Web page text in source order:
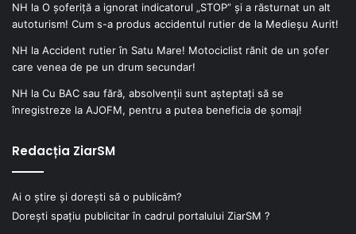
NH la O șoferiță a ignorat indicatorul „STOP” și a răsturnat un alt
autoturism! Cum s-a produs accidentul rutier de la Medieșu Aurit!
NH la Accident rutier în Satu Mare! Motociclist rănit de un șofer
care venea de pe un drum secundar!
NH la Cu BAC sau fără, absolvenții sunt așteptați să se
înregistreze la AJOFM, pentru a putea beneficia de șomaj!
Redacția ZiarSM
Ai o știre și dorești să o publicăm?
Dorești spațiu publicitar în cadrul portalului ZiarSM ?